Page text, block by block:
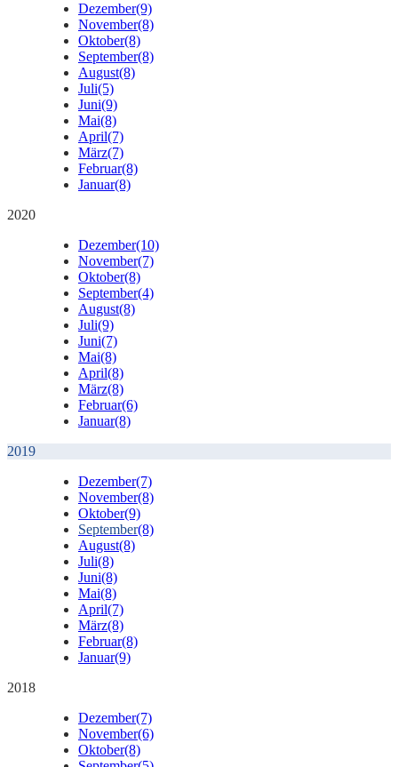
Dezember(9)
November(8)
Oktober(8)
September(8)
August(8)
Juli(5)
Juni(9)
Mai(8)
April(7)
März(7)
Februar(8)
Januar(8)
2020
Dezember(10)
November(7)
Oktober(8)
September(4)
August(8)
Juli(9)
Juni(7)
Mai(8)
April(8)
März(8)
Februar(6)
Januar(8)
2019
Dezember(7)
November(8)
Oktober(9)
September(8)
August(8)
Juli(8)
Juni(8)
Mai(8)
April(7)
März(8)
Februar(8)
Januar(9)
2018
Dezember(7)
November(6)
Oktober(8)